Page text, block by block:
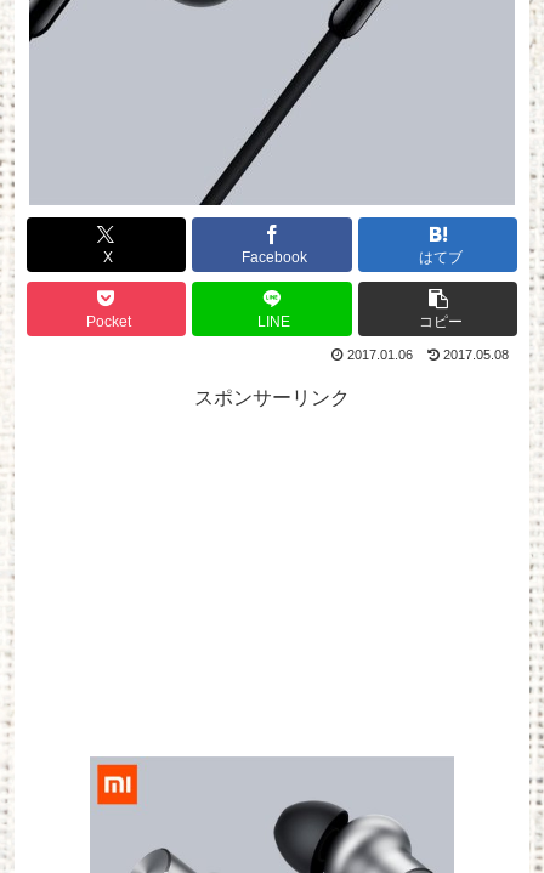
X Facebook はてブ
Pocket LINE コピー
2017.01.06 2017.05.08
スポンサーリンク